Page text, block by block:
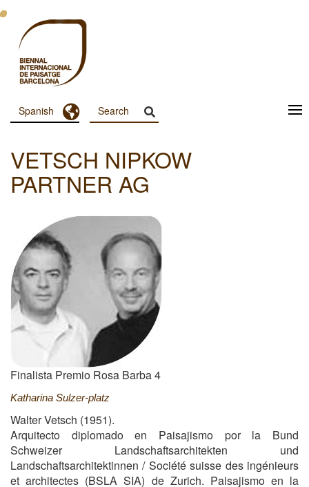
Pasar
contenido
principal
Menu
Principal
Dashboard
Spanish Toggle Dropdown
VETSCH NIPKOW
PARTNER AG
Finalista Premio Rosa Barba 4
Katharina Sulzer-platz
Walter Vetsch (1951).
Arquitecto diplomado en Paisajismo por la Bund
Schweizer Landschaftsarchitekten und
Landschaftsarchitektinnen / Société suisse des ingénieurs
et architectes (BSLA SIA) de Zurich. Paisajismo en la